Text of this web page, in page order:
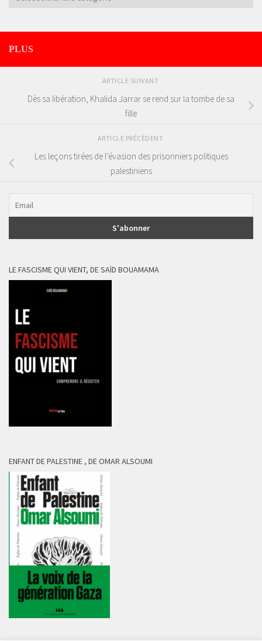
PLUS
ARTICLE SUIVANT
Dès sa libération, Khalida Jarrar se rend sur la tombe de sa
fille
ARTICLE PRÉCÉDENT
Les leçons tirées de l’évasion des prisonniers politiques
palestiniens
LE FASCISME QUI VIENT, DE SAÏD BOUAMAMA
ENFANT DE PALESTINE , DE OMAR ALSOUMI